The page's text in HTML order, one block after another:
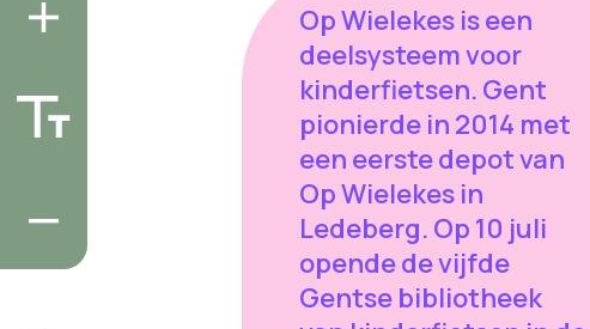
Op Wielekes is een
deelsysteem voor
kinderfietsen. Gent
pionierde in 2014 met
een eerste depot van
Op Wielekes in
Ledeberg. Op 10 juli
opende de vijfde
Gentse bibliotheek